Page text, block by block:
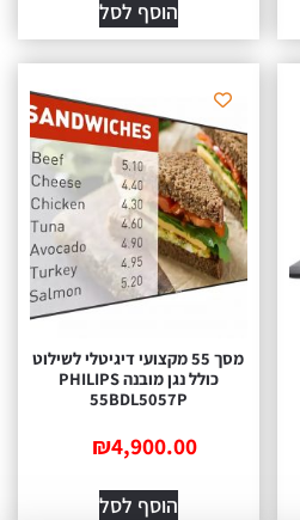
הוסף לסל
מסך 55 מקצועי דיגיטלי‎ ‎לשילוט
כולל נגן מובנה PHILIPS
55BDL5057P
₪4,900.00
הוסף לסל